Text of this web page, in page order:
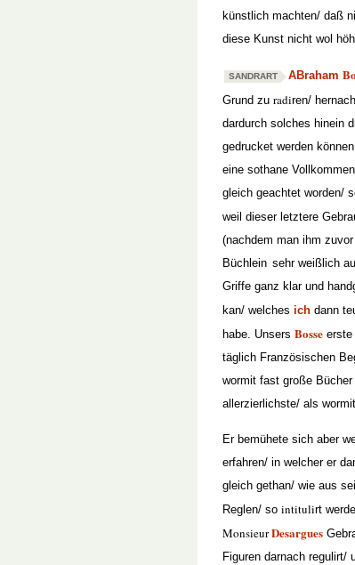
künstlich machten/ daß
diese Kunst nicht wol
SANDRART ABraham
Grund zu radiren/
dardurch solches hinein
gedrucket werden
eine sothane
gleich geachtet worden/
weil dieser letztere
(nachdem man ihm
Büchlein sehr weißlich
Griffe ganz klar und
kan/ welches ich dann
habe. Unsers Bosse erste
täglich Französischen
wormit fast große
allerzierlichste/ als
Er bemühete sich aber
erfahren/ in welcher er
gleich gethan/ wie aus
Reglen/ so intitulirt
MonsieurDesargues
Figuren darnach regulirt/